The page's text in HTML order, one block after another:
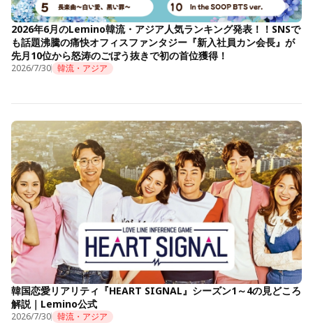
2026年6月のLemino韓流・アジア人気ランキング発表！！SNSで
も話題沸騰の痛快オフィスファンタジー『新入社員カン会長』が
先月10位から怒涛のごぼう抜きで初の首位獲得！
2026/7/30 韓流・アジア
韓国恋愛リアリティ『HEART SIGNAL』シーズン1～4の見どころ
解説｜Lemino公式
2026/7/30 韓流・アジア